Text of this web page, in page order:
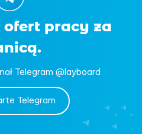
ofert pracy za
Telegram @layboard
Telegram